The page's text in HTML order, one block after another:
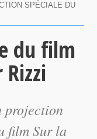
SPÉCIALE DU
du film
projection
film Sur la